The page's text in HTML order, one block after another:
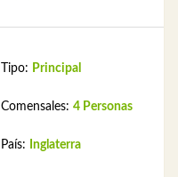
Tipo: Principal
Comensales: 4 Personas
País: Inglaterra